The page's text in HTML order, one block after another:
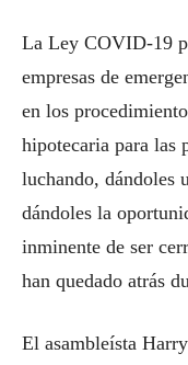
La Ley COVID-19
empresas de
en los
hipotecaria para las
luchando, dándoles
dándoles la
inminente de ser
han quedado atrás
El asambleísta